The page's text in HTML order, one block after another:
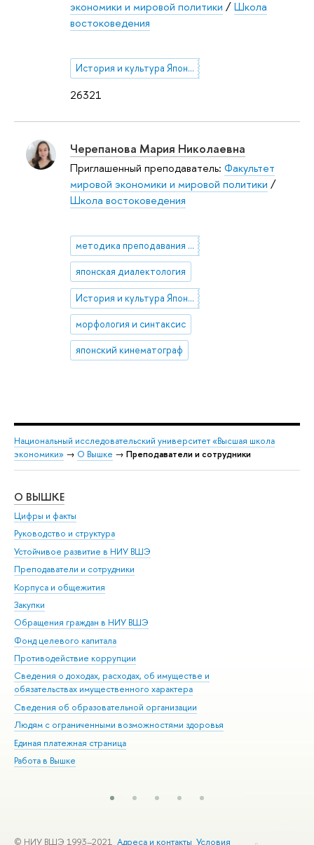
26321
экономики и мировой политики /Школа
востоковедения
История и культура Японии
Черепанова Мария Николаевна
Приглашенный преподаватель: Факультет
мировой экономики и мировой политики /
Школа востоковедения
методика преподавания японского языка
японская диалектология
История и культура Японии
морфология и синтаксис
японский кинематограф
Национальный исследовательский университет «Высшая школа
экономики» → О Вышке → Преподаватели и сотрудники
О ВЫШКЕ
Цифры и факты
Руководство и структура
Устойчивое развитие в НИУ ВШЭ
Преподаватели и сотрудники
Корпуса и общежития
Закупки
Обращения граждан в НИУ ВШЭ
Фонд целевого капитала
Противодействие коррупции
Сведения о доходах, расходах, об имуществе и
обязательствах имущественного характера
Сведения об образовательной организации
Людям с ограниченными возможностями здоровья
Единая платежная страница
Работа в Вышке
© НИУ ВШЭ 1993–2021 Адреса и контакты Условия